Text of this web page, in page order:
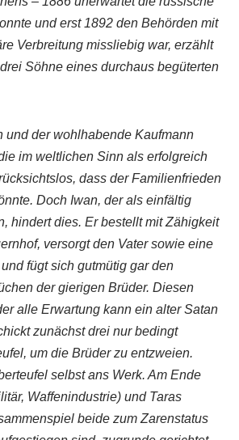
und erst 1892 den Behörden mit
Verbreitung missliebig war, erzählt
Söhne eines durchaus begüterten
und der wohlhabende Kaufmann
im weltlichen Sinn als erfolgreich
dass der Familienfrieden
Doch Iwan, der als einfältig
hindert dies. Er bestellt mit Zähigkeit
versorgt den Vater sowie eine
fügt sich gutmütig gar den
der gierigen Brüder. Diesen
alle Erwartung kann ein alter Satan
zunächst drei nur bedingt
um die Brüder zu entzweien.
selbst ans Werk. Am Ende
Waffenindustrie) und Taras
beide zum Zarenstatus